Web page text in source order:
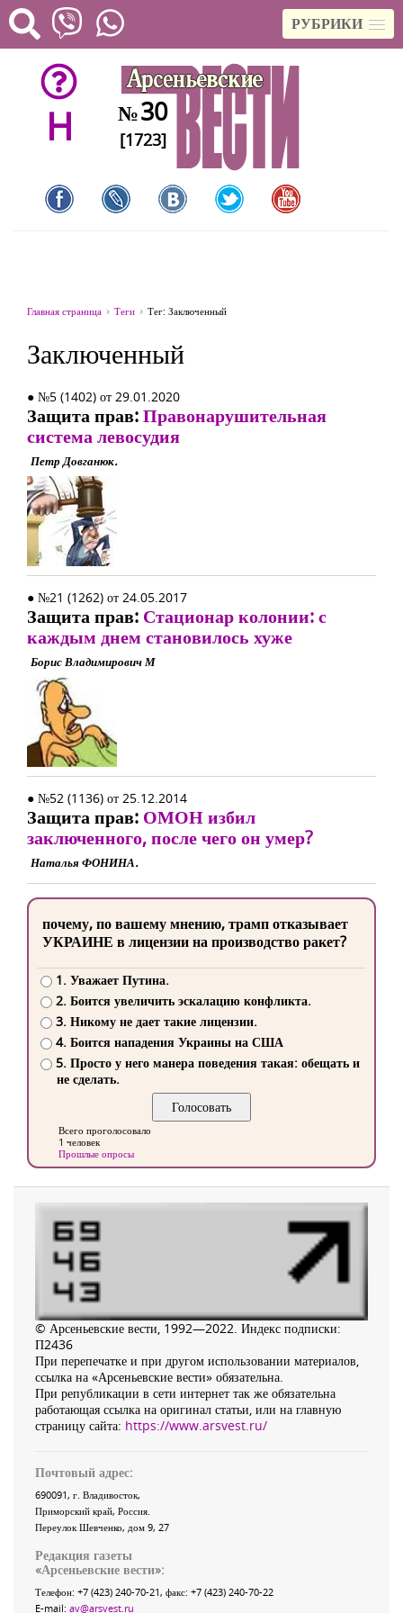
РУБРИКИ
H №30
[1723]
Главная страница Теги Тег: Заключенный
Заключенный
● №5 (1402) от 29.01.2020
Защита прав:Правонарушительная
система левосудия
Петр Довганюк.
● №21 (1262) от 24.05.2017
Защита прав: Стационар колонии: с
каждым днем становилось хуже
Борис Владимирович М
● №52 (1136) от 25.12.2014
Защита прав: ОМОН избил
заключенного, после чего он умер?
Наталья ФОНИНА.
почему, по вашему мнению, трамп отказывает
УКРАИНЕ в лицензии на производство ракет?
1. Уважает Путина.
2. Боится увеличить эскалацию конфликта.
3. Никому не дает такие лицензии.
4. Боится нападения Украины на США
5. Просто у него манера поведения такая: обещать и
не сделать.
Всего проголосовало
1 человек
Прошлые опросы
© Арсеньевские вести, 1992—2022. Индекс подписки:
П2436
При перепечатке и при другом использовании материалов,
ссылка на «Арсеньевские вести» обязательна.
При републикации в сети интернет так же обязательна
работающая ссылка на оригинал статьи, или на главную
страницу сайта: https://www.arsvest.ru/
Почтовый адрес:
690091, г. Владивосток,
Приморский край, Россия
Переулок Шевченко, дом 9, 27
Редакция газеты
«Арсеньевские вести»:
Телефон: +7 (423) 240-70-21, факс: +7 (423) 240-70-22
E-mail: av@arsvest.ru